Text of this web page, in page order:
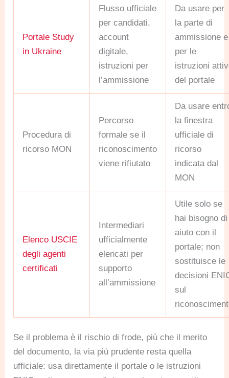
Portale Study
in Ukraine
Flusso ufficiale
per candidati,
account
digitale,
istruzioni per
l’ammissione
Da usare per
la parte di
ammissione e
per le
istruzioni
del portale
Procedura di
ricorso MON
Percorso
formale se il
riconoscimento
viene rifiutato
Da usare
la finestra
ufficiale di
ricorso
indicata dal
MON
Elenco USCIE
degli agenti
certificati
Intermediari
ufficialmente
elencati per
supporto
all’ammissione
Utile solo se
hai bisogno di
aiuto con il
portale; non
sostituisce le
decisioni
sul
Se il problema è il rischio di frode, più che il merito
del documento, la via più prudente resta quella
ufficiale: usa direttamente il portale o le istruzioni